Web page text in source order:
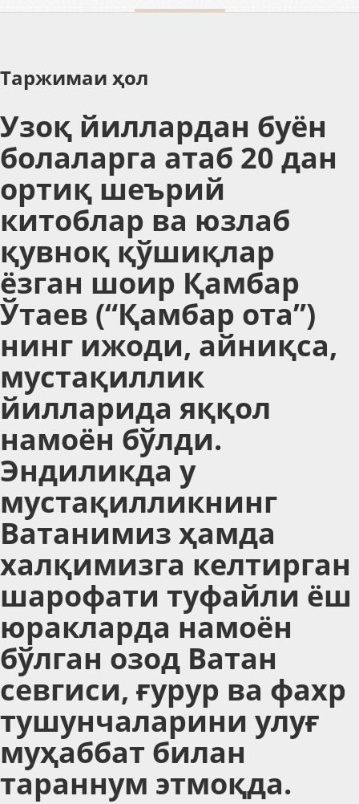
Таржимаи ҳол
Узоқ йиллардан буён
болаларга атаб 20 дан
ортиқ шеърий
китоблар ва юзлаб
қувноқ қўшиқлар
ёзган шоир Қамбар
Ўтаев (“Қамбар ота”)
нинг ижоди, айниқса,
мустақиллик
йилларида яққол
намоён бўлди.
Эндиликда у
мустақилликнинг
Ватанимиз ҳамда
халқимизга келтирган
шарофати туфайли ёш
юракларда намоён
бўлган озод Ватан
севгиси, ғурур ва фахр
тушунчаларини улуғ
муҳаббат билан
тараннум этмоқда.